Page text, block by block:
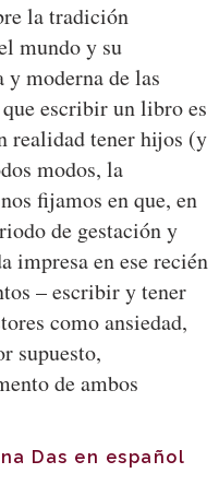
la tradición
mundo y su
moderna de las
escribir un libro es
realidad tener hijos (y
modos, la
fijamos en que, en
de gestación y
impresa en ese recién
– escribir y tener
como ansiedad,
supuesto,
de ambos
Das en español